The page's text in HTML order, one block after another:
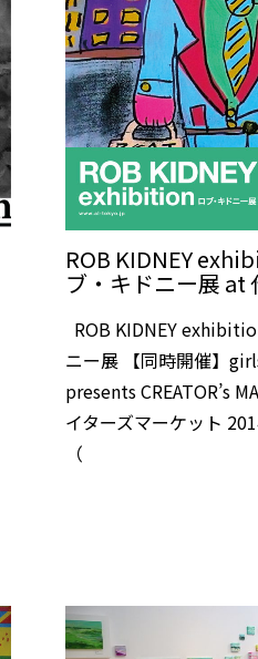
ROB KIDNEY
ブ・キドニー展 at
ROB KIDNEY
ニー展 【同時開催】
presents CREATOR’s
イターズマーケット
（